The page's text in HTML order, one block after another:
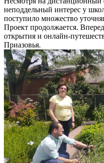
неподдельный интерес у
поступило множество
Проект продолжается.
открытия и онлайн-
Приазовья.